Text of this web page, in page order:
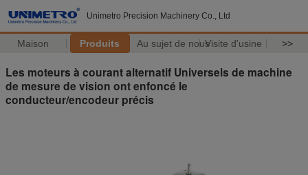
Unimetro Precision Machinery Co., Ltd
Maison Produits Au sujet de nousVisite d'usine >>
Les moteurs à courant alternatif Universels de machine
de mesure de vision ont enfoncé le
conducteur/encodeur précis